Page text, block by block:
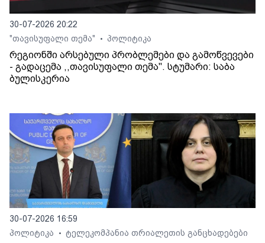
30-07-2026 20:22
"თავისუფალი თემა"
• პოლიტიკა
რეგიონში არსებული პრობლემები და გამოწვევები
- გადაცემა ,,თავისუფალი თემა". სტუმარი: საბა
ბულისკერია
30-07-2026 16:59
პოლიტიკა
• ტელეკომპანია თრიალეთის განცხადებები